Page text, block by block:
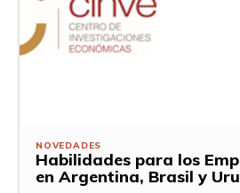
NOVEDADES
Habilidades para los
en Argentina, Brasil y